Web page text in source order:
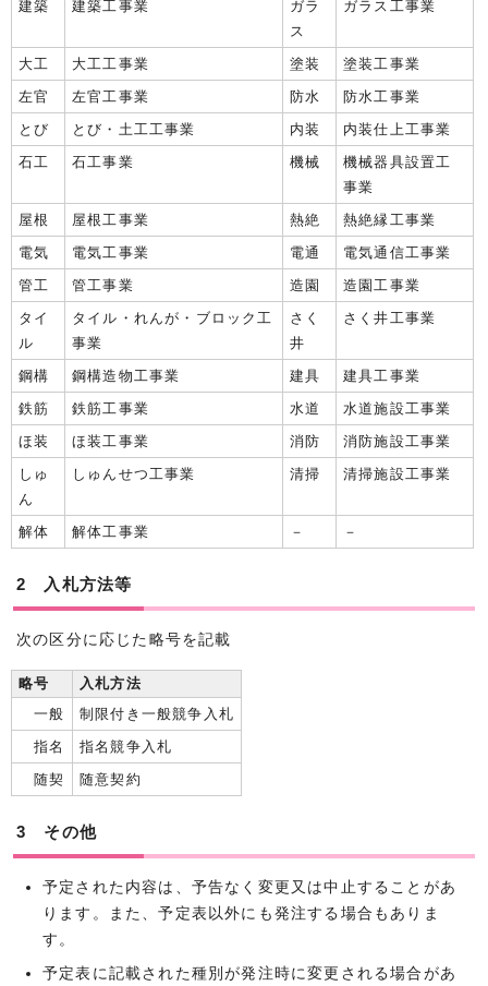
建築 建築工事業
ガラ
ス
ガラス工事業
大工 大工工事業 塗装
塗装工事業
左官
左官工事業 防水
防水工事業
とび
とび・土工工事業 内装
内装仕上工事業
石工
石工事業 機械
機械器具設置工
事業
屋根
屋根工事業 熱絶
熱絶縁工事業
電気
電気工事業 電通
電気通信工事業
管工
管工事業 造園
造園工事業
タイ
ル
タイル・れんが・ブロック工
事業
さく
井
さく井工事業
鋼構 鋼構造物工事業 建具
建具工事業
鉄筋
鉄筋工事業 水道
水道施設工事業
ほ装
ほ装工事業 消防
消防施設工事業
しゅ
ん
しゅんせつ工事業 清掃 清掃施設工事業
解体 解体工事業 － －
2 入札方法等
次の区分に応じた略号を記載
略号
入札方法
一般
制限付き一般競争入札
指名
指名競争入札
随契
随意契約
3 その他
予定された内容は、予告なく変更又は中止することがあ
ります。また、予定表以外にも発注する場合もありま
す。
予定表に記載された種別が発注時に変更される場合があ